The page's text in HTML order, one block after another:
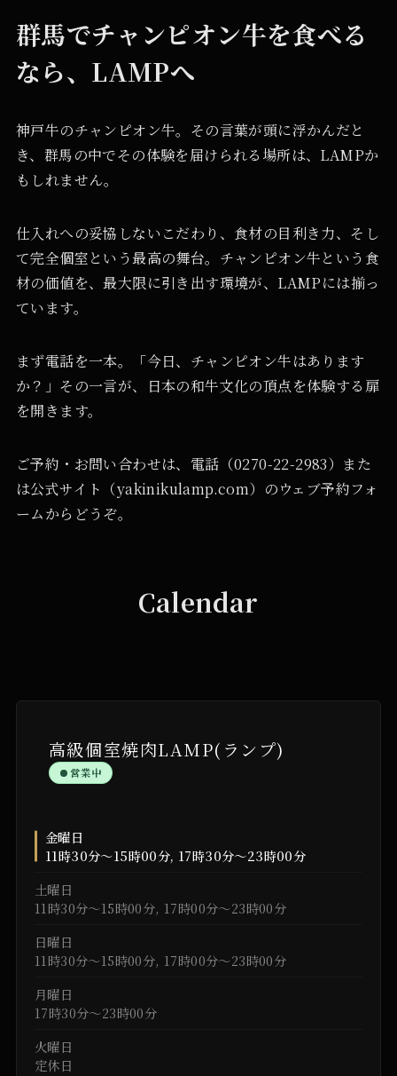
群馬でチャンピオン牛を食べる
なら、LAMPへ
神戸牛のチャンピオン牛。その言葉が頭に浮かんだと
き、群馬の中でその体験を届けられる場所は、LAMPか
もしれません。
仕入れへの妥協しないこだわり、食材の目利き力、そし
て完全個室という最高の舞台。チャンピオン牛という食
材の価値を、最大限に引き出す環境が、LAMPには揃っ
ています。
まず電話を一本。「今日、チャンピオン牛はあります
か？」その一言が、日本の和牛文化の頂点を体験する扉
を開きます。
ご予約・お問い合わせは、電話（0270-22-2983）また
は公式サイト（yakinikulamp.com）のウェブ予約フォ
ームからどうぞ。
Calendar
高級個室焼肉LAMP(ランプ)
営業中
金曜日
11時30分～15時00分, 17時30分～23時00分
土曜日
11時30分～15時00分, 17時00分～23時00分
日曜日
11時30分～15時00分, 17時00分～23時00分
月曜日
17時30分～23時00分
火曜日
定休日